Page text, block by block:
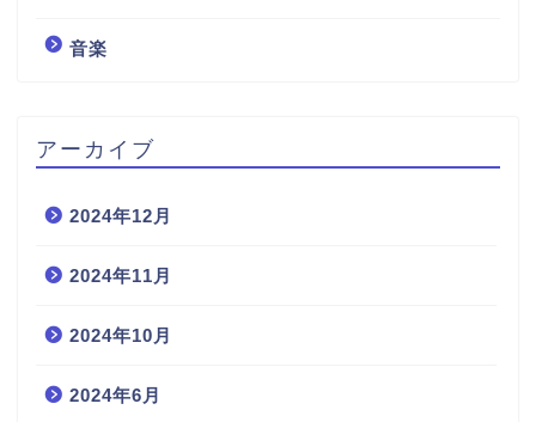
音楽
アーカイブ
2024年12月
2024年11月
2024年10月
2024年6月